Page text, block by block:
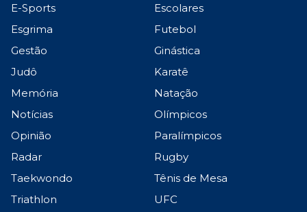
E-Sports
Escolares
Esgrima
Futebol
Gestão
Ginástica
Judô
Karatê
Memória
Natação
Notícias
Olímpicos
Opinião
Paralímpicos
Radar
Rugby
Taekwondo
Tênis de Mesa
Triathlon
UFC